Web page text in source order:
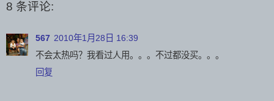
8 条评论:
567 2010年1月28日 16:39
不会太热吗？我看过人用。。。不过都没买。。。
回复